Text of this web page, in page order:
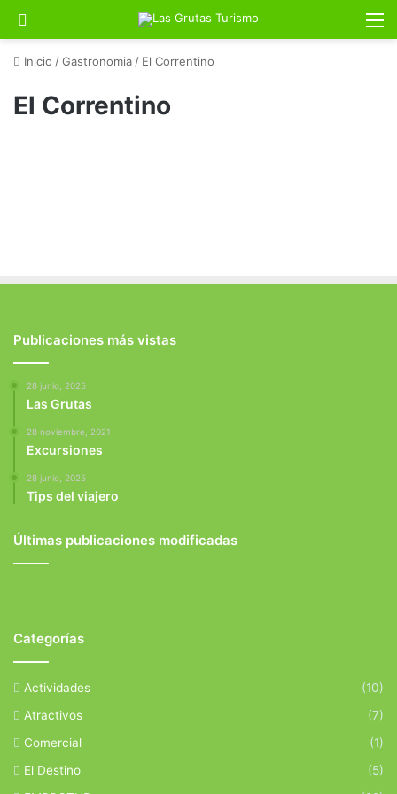
Inicio /Gastronomia / El Correntino
El Correntino
Publicaciones más vistas
28 junio, 2025
Las Grutas
28 noviembre, 2021
Excursiones
28 junio, 2025
Tips del viajero
Últimas publicaciones modificadas
Categorías
Actividades
(10)
Atractivos
(7)
Comercial
(1)
El Destino
(5)